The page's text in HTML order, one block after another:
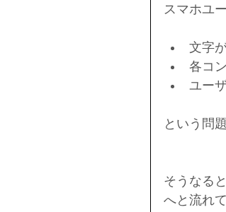
スマホユ
文字
各コ
ユー
という問
そうなる
へと流れ